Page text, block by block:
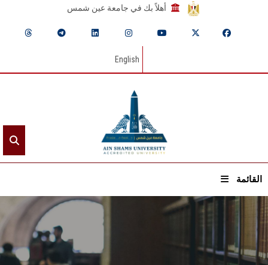
أهلاً بك في جامعة عين شمس
English
القائمة
الرئيسيـة
عن الجامعة